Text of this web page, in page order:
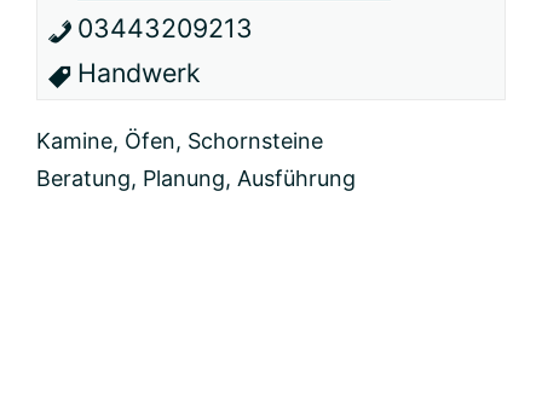
03443209213
Handwerk
Kamine, Öfen, Schornsteine
Beratung, Planung, Ausführung